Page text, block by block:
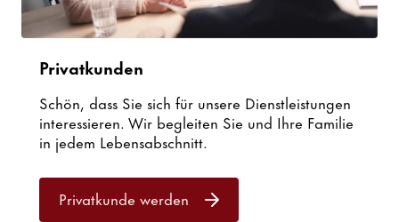
Privatkunden
Schön, dass Sie sich für unsere Dienstleistungen
interessieren. Wir begleiten Sie und Ihre Familie
in jedem Lebensabschnitt.
Privatkunde werden